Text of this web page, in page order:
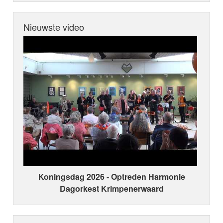
Nieuwste video
Koningsdag 2026 ‑ Optreden Harmonie
Dagorkest Krimpenerwaard